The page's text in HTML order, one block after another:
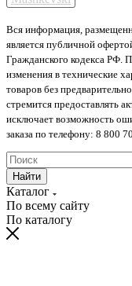
Вся информация,
является публичной
Гражданского кодекса РФ.
изменения в технические
товаров без
стремится предоставлять
исключает возможность
заказа по телефону: 8 800
Найти
Каталог
По всему сайту
По каталогу